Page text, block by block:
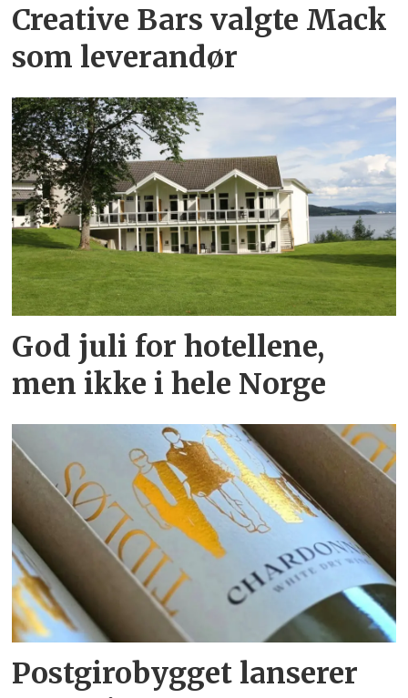
Creative Bars valgte Mack
som leverandør
God juli for hotellene,
men ikke i hele Norge
Postgirobygget lanserer